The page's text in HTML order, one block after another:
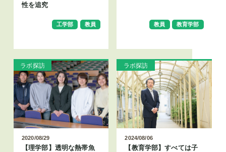
性を追究
工学部 教員 教員 教育学部
ラボ探訪
2020/08/29
【理学部】透明な熱帯魚
ラボ探訪
2024/08/06
【教育学部】すべては子